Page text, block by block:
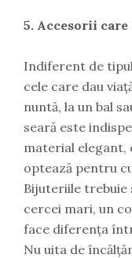
5. Accesorii
Indiferent de
cele care dau
nuntă, la un bal
seară este
material elegant,
optează pentru
Bijuteriile trebuie
cercei mari, un
face diferența
Nu uita de